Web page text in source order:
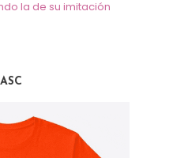
la de su imitación